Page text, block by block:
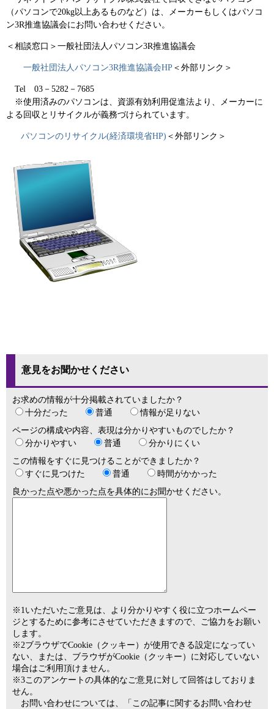
（パソコンで20kg以上あるものなど）は、メーカーもしくはパソコ
ン3R推進協議会にお問い合わせください。
＜相談窓口＞一般社団法人パソコン3R推進協議会
一般社団法人パソコン3R推進協議会HP ＜外部リンク＞
Tel 03－5282－7685
※使用済みのパソコンは、資源有効利用促進法より、メーカーに
よる回収とリサイクルが義務づけられています。
パソコンのリサイクル(経済環境省HP) ＜外部リンク＞
意見をお聞かせください
お求めの情報が十分掲載されていましたか？
十分だった
普通
情報が足りない
ページの構成や内容、表現は分かりやすいものでしたか？
分かりやすい
普通
分かりにくい
この情報をすぐに見つけることができましたか？
すぐに見つけた
普通
時間がかかった
良かった点や悪かった点を具体的にお聞かせください。
※1いただいたご意見は、より分かりやすく役に立つホームペー
ジとするために参考にさせていただきますので、ご協力をお願い
します。
※2ブラウザでCookie（クッキー）が使用できる設定になってい
ない、または、ブラウザがCookie（クッキー）に対応していない
場合はご利用頂けません。
※3このアンケートの具体的なご意見に対して回答はしておりま
せん。
お問い合わせについては、「この記事に関するお問い合わせ